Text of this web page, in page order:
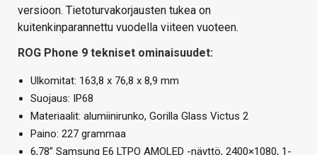
versioon. Tietoturvakorjausten tukea on
kuitenkinparannettu vuodella viiteen vuoteen.
ROG Phone 9 tekniset ominaisuudet:
Ulkomitat: 163,8 x 76,8 x 8,9 mm
Suojaus: IP68
Materiaalit: alumiinirunko, Gorilla Glass Victus 2
Paino: 227 grammaa
6,78” Samsung E6 LTPO AMOLED -näyttö, 2400×1080, 1-